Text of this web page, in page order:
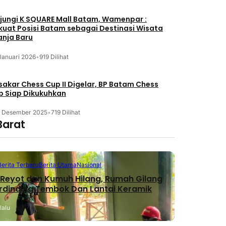
K SQUARE Mall Batam, Wamenpar :
Posisi Batam sebagai Destinasi Wisata
Baru
2026•919 Dilihat
Chess Cup II Digelar, BP Batam Chess
Siap Dikukuhkan
Desember 2025•719 Dilihat
TerbaruBerita UtamaNasional
dan Kumuh Hilang, Rumah Gilang
Tembok Dan Lantai Keramik